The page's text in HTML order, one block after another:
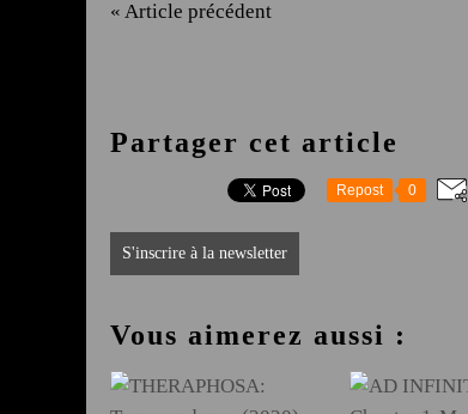
« Article précédent
Partager cet article
Repost 0
S'inscrire à la newsletter
Vous aimerez aussi :